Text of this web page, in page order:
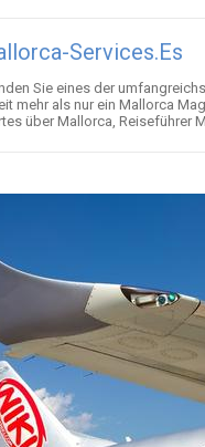
Services.es
Sie eines der
mehr als nur ein Mallorca
über Mallorca, Reiseführer